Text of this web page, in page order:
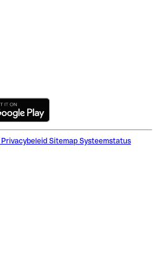
Privacybeleid Sitemap Systeemstatus